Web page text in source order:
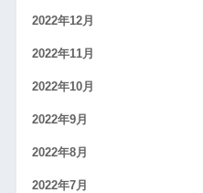
2022年12月
2022年11月
2022年10月
2022年9月
2022年8月
2022年7月